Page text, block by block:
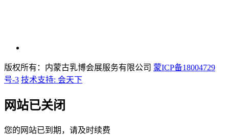
版权所有：内蒙古乳博会展服务有限公司 蒙ICP备18004729
号-3 技术支持: 会天下
网站已关闭
您的网站已到期，请及时续费